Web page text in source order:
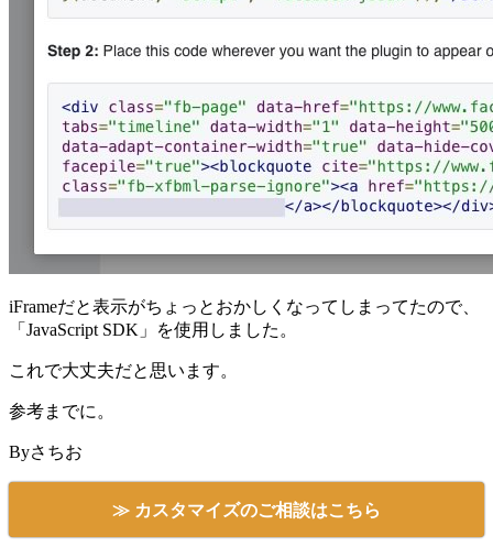
iFrameだと表示がちょっとおかしくなってしまってたので、
「JavaScript SDK」を使用しました。
これで大丈夫だと思います。
参考までに。
Byさちお
≫ カスタマイズのご相談はこちら